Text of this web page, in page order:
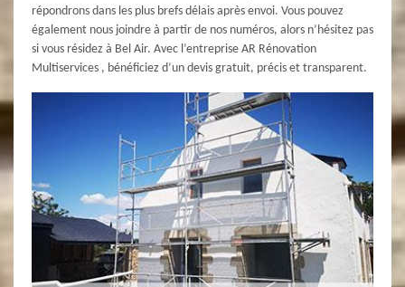
répondrons dans les plus brefs délais après envoi. Vous pouvez
également nous joindre à partir de nos numéros, alors n’hésitez pas
si vous résidez à Bel Air. Avec l’entreprise AR Rénovation
Multiservices , bénéficiez d’un devis gratuit, précis et transparent.